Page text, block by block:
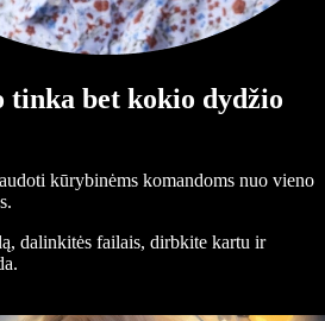
tinka bet kokio dydžio
kūrybinėms komandoms nuo vieno
dalinkitės failais, dirbkite kartu ir